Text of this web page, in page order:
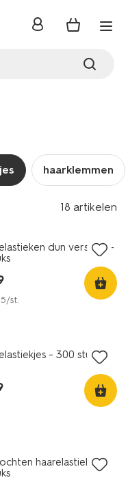
inloggen
haarklemmen
18 artikelen
dun versierd -
/st.
- 300 stuks
haarelastieken -